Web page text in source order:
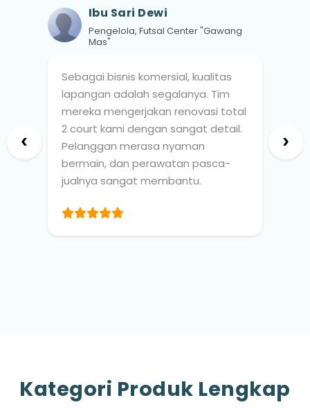
Ibu Sari Dewi
Pengelola, Futsal Center "Gawang
Mas"
Sebagai bisnis komersial, kualitas
lapangan adalah segalanya. Tim
mereka mengerjakan renovasi total
2 court kami dengan sangat detail.
Pelanggan merasa nyaman
bermain, dan perawatan pasca-
jualnya sangat membantu.
‹ ›
Kategori Produk Lengkap